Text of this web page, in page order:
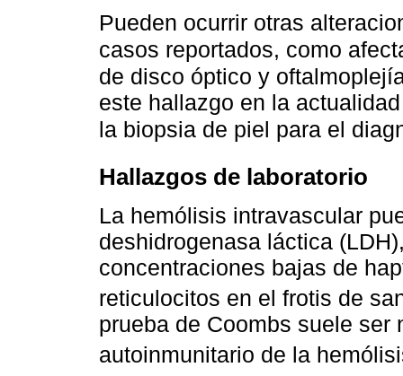
Pueden ocurrir otras
casos reportados, como
de disco óptico y
este hallazgo en la
la biopsia de piel para el
Hallazgos de laboratorio
La hemólisis intravascular
deshidrogenasa láctica
concentraciones bajas de
reticulocitos en el frotis de
prueba de Coombs suele ser
autoinmunitario de la